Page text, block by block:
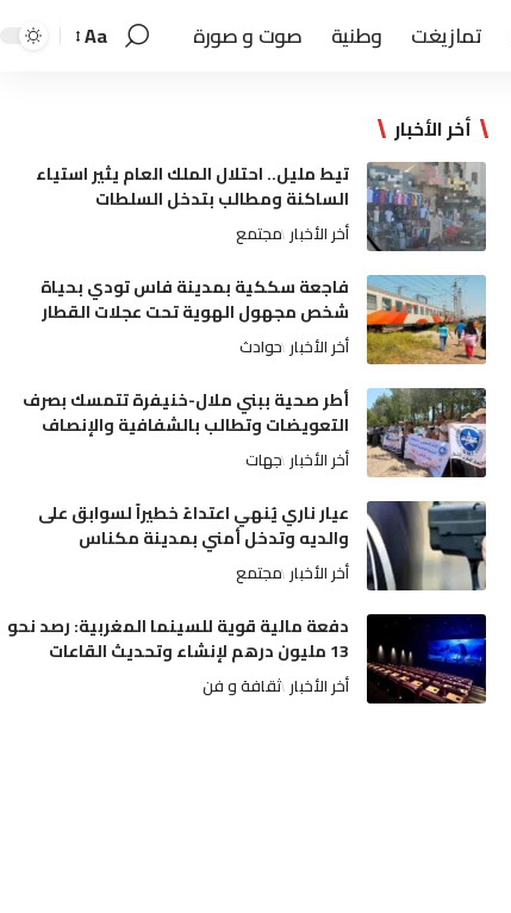
تمازيغت وطنية صوت و صورة Aa
أخر الأخبار
تيط مليل.. احتلال الملك العام يثير استياء
الساكنة ومطالب بتدخل السلطات
أخر الأخبار مجتمع
فاجعة سككية بمدينة فاس تودي بحياة
شخص مجهول الهوية تحت عجلات القطار
أخر الأخبار حوادث
أطر صحية ببني ملال-خنيفرة تتمسك بصرف
التعويضات وتطالب بالشفافية والإنصاف
أخر الأخبار جهات
عيار ناري يُنهي اعتداءً خطيراً لسوابق على
والديه وتدخل أمني بمدينة مكناس
أخر الأخبار مجتمع
دفعة مالية قوية للسينما المغربية: رصد نحو
13 مليون درهم لإنشاء وتحديث القاعات
أخر الأخبار ثقافة و فن